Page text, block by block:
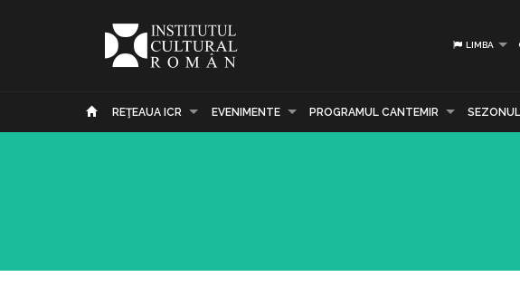
LIMBA
REŢEAUA ICR EVENIMENTE PROGRAMUL CANTEMIR